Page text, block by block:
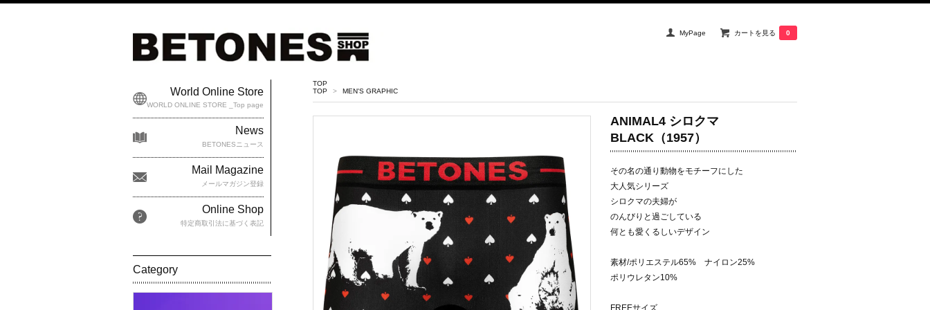
MyPage カートを見る 0
TOP
TOP
> MEN'S GRAPHIC
ANIMAL4 シロクマ
BLACK（1957）
その名の通り動物をモチーフにした
大人気シリーズ
シロクマの夫婦が
のんびりと過ごしている
何とも愛くるしいデザイン
素材/ポリエステル65% ナイロン25%
ポリウレタン10%
FREEサイズ
World Online Store
WORLD ONLINE STORE _Top page
News
BETONESニュース
Mail Magazine
メールマガジン登録
Online Shop
特定商取引法に基づく表記
Category